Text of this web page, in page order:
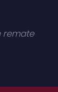
remate